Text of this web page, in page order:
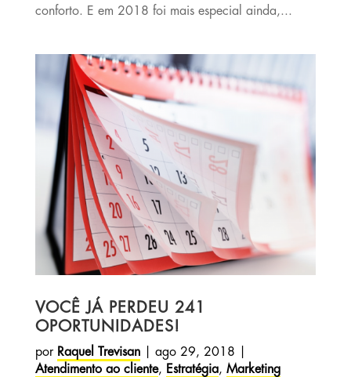
conforto. E em 2018 foi mais especial ainda,...
VOCÊ JÁ PERDEU 241
OPORTUNIDADES!
por Raquel Trevisan| ago 29, 2018
Atendimento ao cliente, Estratégia, Marketing